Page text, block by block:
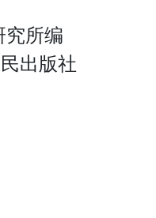
究所编
出版社